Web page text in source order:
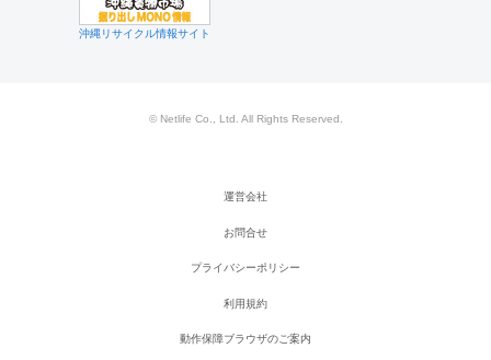
沖縄リサイクル情報サイト
© Netlife Co., Ltd. All Rights Reserved.
運営会社
お問合せ
プライバシーポリシー
利用規約
動作保障ブラウザのご案内